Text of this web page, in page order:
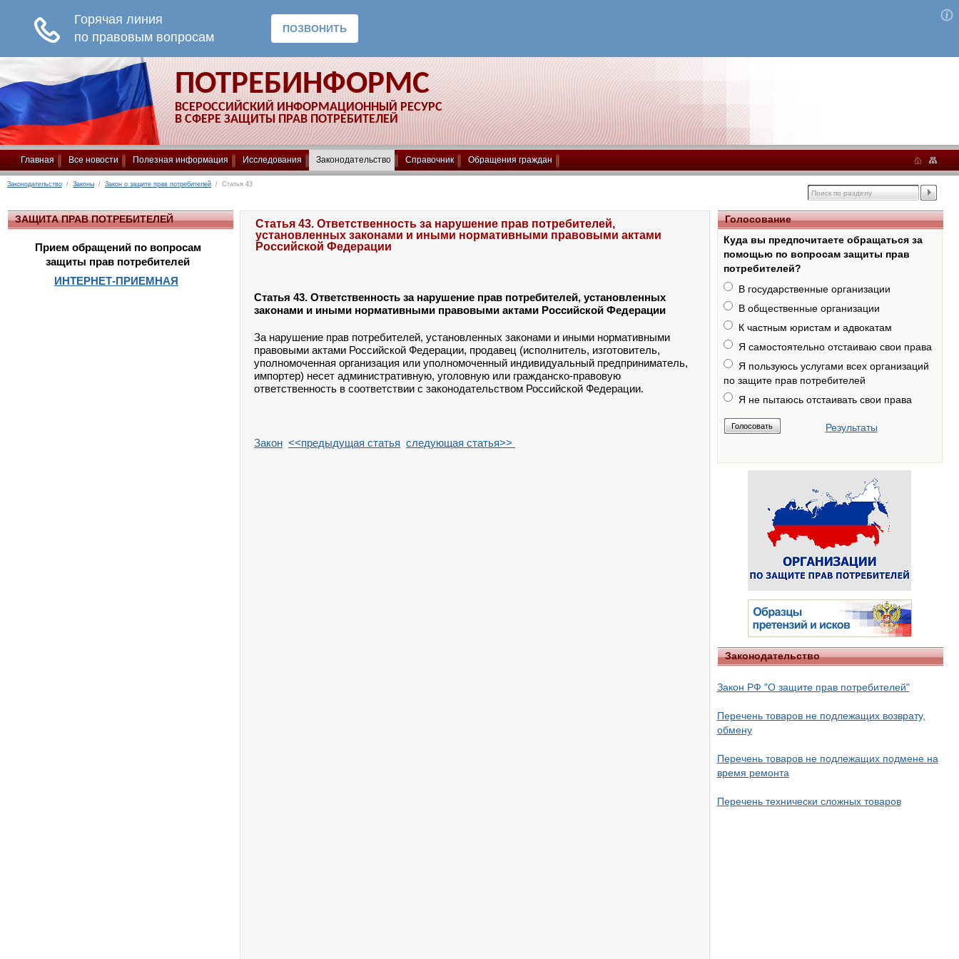
ПОТРЕБИНФОРМС
ВСЕРОССИЙСКИЙ ИНФОРМАЦИОННЫЙ РЕСУРС
В СФЕРЕ ЗАЩИТЫ ПРАВ ПОТРЕБИТЕЛЕЙ
Главная Все новости Полезная информация Исследования Законодательство Справочник Обращения граждан
Законодательство / Законы / Закон о защите прав потребителей / Статья 43
ЗАЩИТА ПРАВ ПОТРЕБИТЕЛЕЙ
Прием обращений по вопросам
защиты прав потребителей
ИНТЕРНЕТ-ПРИЕМНАЯ
Статья 43. Ответственность за нарушение прав потребителей,
установленных законами и иными нормативными правовыми актами
Российской Федерации
Статья 43. Ответственность за нарушение прав потребителей, установленных
законами и иными нормативными правовыми актами Российской Федерации
За нарушение прав потребителей, установленных законами и иными нормативными
правовыми актами Российской Федерации, продавец (исполнитель, изготовитель,
уполномоченная организация или уполномоченный индивидуальный предприниматель,
импортер) несет административную, уголовную или гражданско-правовую
ответственность в соответствии с законодательством Российской Федерации.
Закон <<предыдущая статья следующая статья>>
Голосование
Куда вы предпочитаете обращаться за
помощью по вопросам защиты прав
потребителей?
В государственные организации
В общественные организации
К частным юристам и адвокатам
Я самостоятельно отстаиваю свои права
Я пользуюсь услугами всех организаций
по защите прав потребителей
Я не пытаюсь отстаивать свои права
Результаты
Законодательство
Закон РФ "О защите прав потребителей"
Перечень товаров не подлежащих возврату,
обмену
Перечень товаров не подлежащих подмене на
время ремонта
Перечень технически сложных товаров